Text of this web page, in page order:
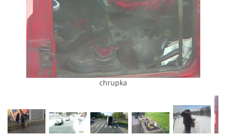
© 2026 eStránky.cz | |
chrupka